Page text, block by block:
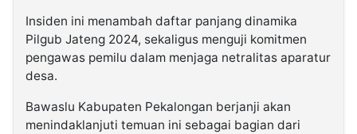
Insiden ini menambah daftar panjang dinamika
Pilgub Jateng 2024, sekaligus menguji komitmen
pengawas pemilu dalam menjaga netralitas aparatur
desa.
Bawaslu Kabupaten Pekalongan berjanji akan
menindaklanjuti temuan ini sebagai bagian dari